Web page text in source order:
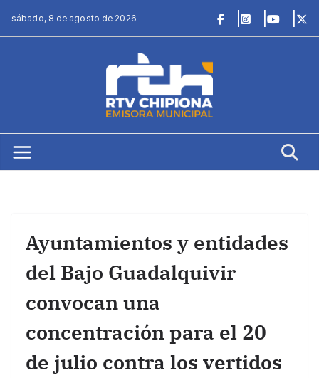
sábado, 8 de agosto de 2026
Ayuntamientos y entidades
del Bajo Guadalquivir
convocan una
concentración para el 20
de julio contra los vertidos